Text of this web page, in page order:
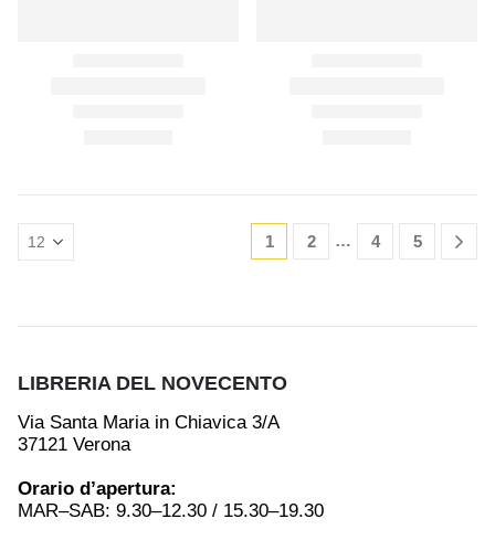
1 2 … 4 5
LIBRERIA DEL NOVECENTO
Via Santa Maria in Chiavica 3/A
37121 Verona
Orario d’apertura:
MAR–SAB: 9.30–12.30 / 15.30–19.30